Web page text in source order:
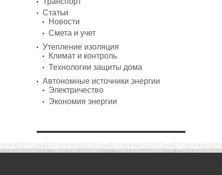
Статьи
Новости
Смета и учет
Утепление изоляция
Климат и контроль
Технологии защиты дома
Автономные источники энергии
Электричество
Экономия энергии